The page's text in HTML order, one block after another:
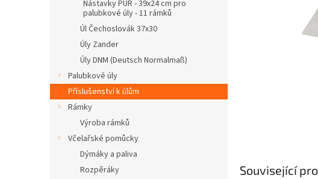
Nástavky PUR - 39x24 cm pro
palubkové úly - 11 rámků
Úl Čechoslovák 37x30
Úly Zander
Úly DNM (Deutsch Normalmaß)
Palubkové úly
Příslušenství k úlům
Rámky
Výroba rámků
Včelařské pomůcky
Dýmáky a paliva
Rozpěráky
Související